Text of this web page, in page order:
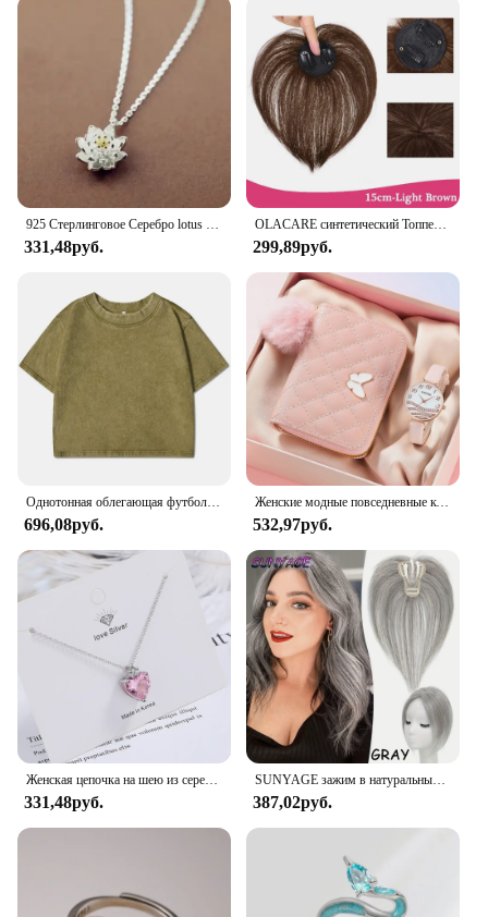
925 Стерлинговое Серебро lotus ожерелья и кулоны для женщин Высокое качество Стерлинговое Серебро-ювелирные изделия
331,48руб.
OLACARE синтетический Топпер шиньон накладной челка с зажимом удлинение челки натуральная накладная бахрома Невидимый Клоуз шиньон для женщин
299,89руб.
Однотонная облегающая футболка с эффектом потертости, женские модные мягкие хлопковые футболки, повседневная спортивная крутая ретро одежда с коротким рукавом для женщин
696,08руб.
Женские модные повседневные кожаные часы и плюшевый шар украшение бабочка кошелек набор кварцевые наручные часы платье часы Montre Femme
532,97руб.
Женская цепочка на шею из серебра 925 пробы с розовым цирконием
331,48руб.
SUNYAGE зажим в натуральные синтетические волосы челки бахрома волосы куски средней части удлинение волос Topper для женщин выпадение волос
387,02руб.